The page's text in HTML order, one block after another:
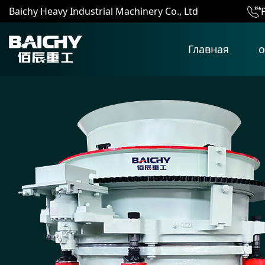
Baichy Heavy Industrial Machinery Co., Ltd
Главная